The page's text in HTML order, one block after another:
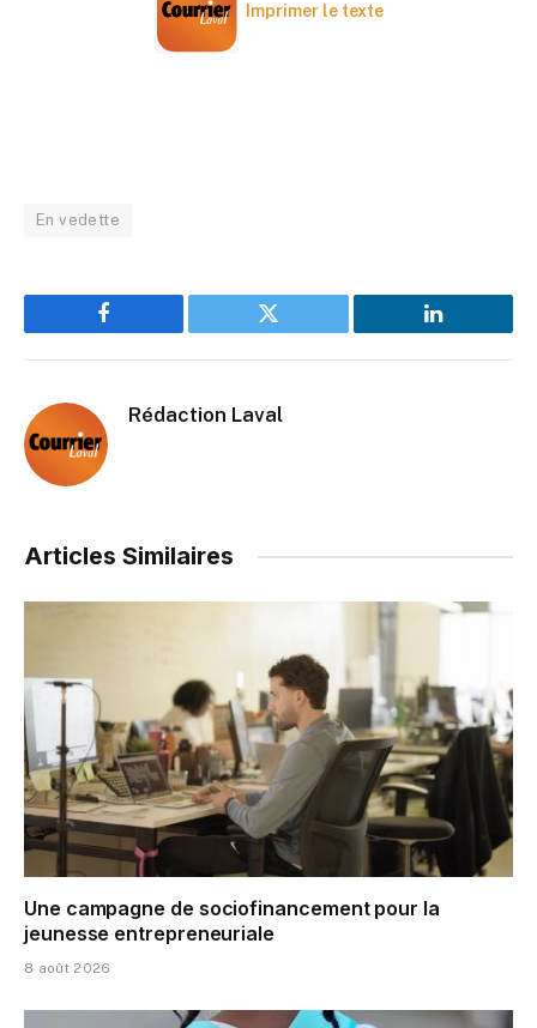
Imprimer le texte
En vedette
Facebook Twitter LinkedIn
Rédaction Laval
Articles Similaires
Une campagne de sociofinancement pour la
jeunesse entrepreneuriale
8 août 2026